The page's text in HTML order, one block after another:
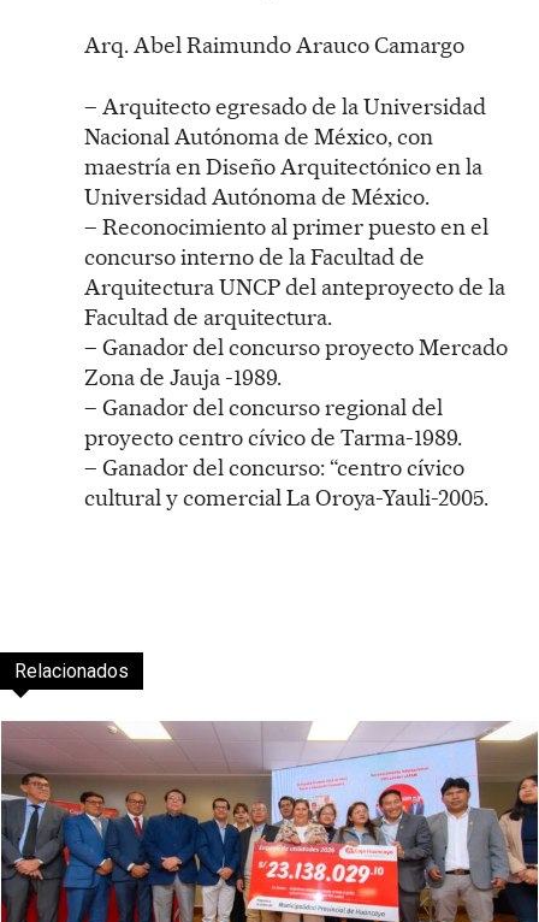
Arq. Abel Raimundo Arauco Camargo
– Arquitecto egresado de la Universidad
Nacional Autónoma de México, con
maestría en Diseño Arquitectónico en la
Universidad Autónoma de México.
– Reconocimiento al primer puesto en el
concurso interno de la Facultad de
Arquitectura UNCP del anteproyecto de la
Facultad de arquitectura.
– Ganador del concurso proyecto Mercado
Zona de Jauja -1989.
– Ganador del concurso regional del
proyecto centro cívico de Tarma-1989.
– Ganador del concurso: “centro cívico
cultural y comercial La Oroya-Yauli-2005.
Relacionados